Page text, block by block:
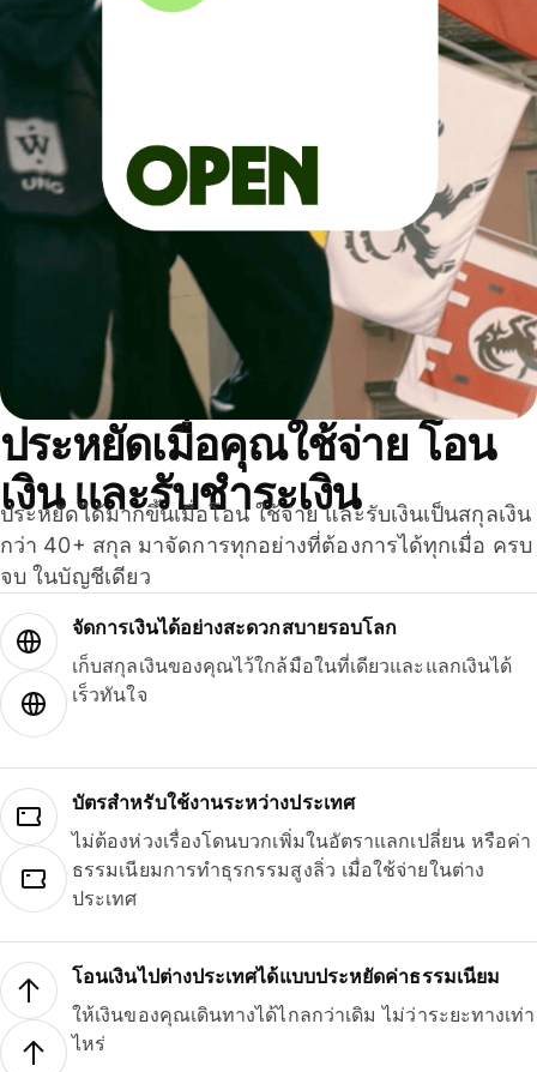
ประหยัดเมื่อคุณใช้จ่าย โอน
เงิน และรับชำระเงิน
ประหยัดได้มากขึ้นเมื่อโอน ใช้จ่าย และรับเงินเป็นสกุลเงิน
กว่า 40+ สกุล มาจัดการทุกอย่างที่ต้องการได้ทุกเมื่อ ครบ
จบ ในบัญชีเดียว
จัดการเงินได้อย่างสะดวกสบายรอบโลก
เก็บสกุลเงินของคุณไว้ใกล้มือในที่เดียวและแลกเงินได้
เร็วทันใจ
บัตรสำหรับใช้งานระหว่างประเทศ
ไม่ต้องห่วงเรื่องโดนบวกเพิ่มในอัตราแลกเปลี่ยน หรือค่า
ธรรมเนียมการทำธุรกรรมสูงลิ่ว เมื่อใช้จ่ายในต่าง
ประเทศ
โอนเงินไปต่างประเทศได้แบบประหยัดค่าธรรมเนียม
ให้เงินของคุณเดินทางได้ไกลกว่าเดิม ไม่ว่าระยะทางเท่า
ไหร่